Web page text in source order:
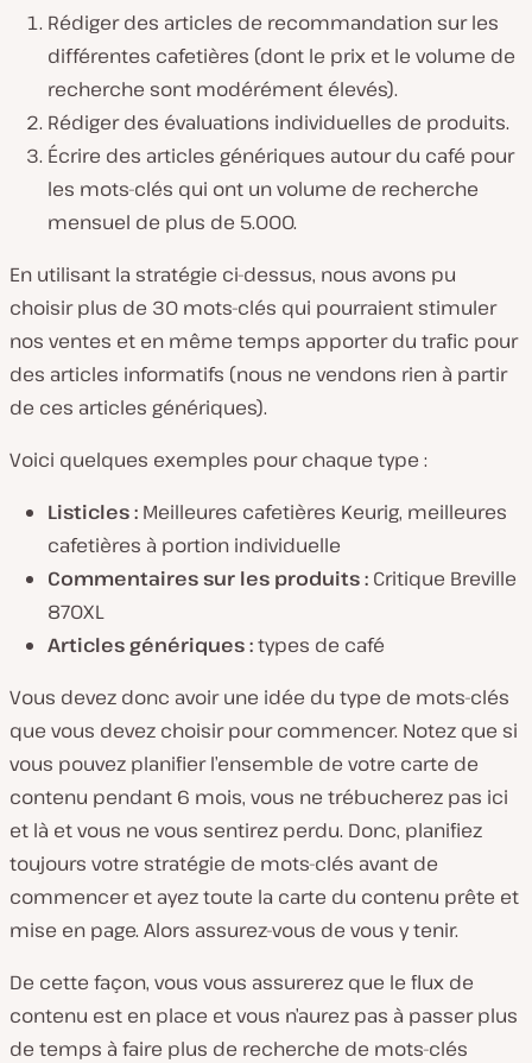
Rédiger des articles de recommandation sur les
différentes cafetières (dont le prix et le volume de
recherche sont modérément élevés).
Rédiger des évaluations individuelles de produits.
Écrire des articles génériques autour du café pour
les mots-clés qui ont un volume de recherche
mensuel de plus de 5.000.
En utilisant la stratégie ci-dessus, nous avons pu
choisir plus de 30 mots-clés qui pourraient stimuler
nos ventes et en même temps apporter du trafic pour
des articles informatifs (nous ne vendons rien à partir
de ces articles génériques).
Voici quelques exemples pour chaque type :
Listicles : Meilleures cafetières Keurig, meilleures
cafetières à portion individuelle
Commentaires sur les produits : Critique Breville
870XL
Articles génériques :types de café
Vous devez donc avoir une idée du type de mots-clés
que vous devez choisir pour commencer. Notez que si
vous pouvez planifier l’ensemble de votre carte de
contenu pendant 6 mois, vous ne trébucherez pas ici
et là et vous ne vous sentirez perdu. Donc, planifiez
toujours votre stratégie de mots-clés avant de
commencer et ayez toute la carte du contenu prête et
mise en page. Alors assurez-vous de vous y tenir.
De cette façon, vous vous assurerez que le flux de
contenu est en place et vous n’aurez pas à passer plus
de temps à faire plus de recherche de mots-clés